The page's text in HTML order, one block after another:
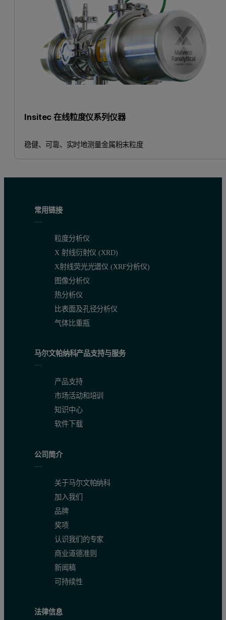
Insitec 在线粒度仪系列仪器
稳健、可靠、实时地测量金属粉末粒度
常用链接
粒度分析仪
X 射线衍射仪 (XRD)
X射线荧光光谱仪 (XRF分析仪)
图像分析仪
热分析仪
比表面及孔径分析仪
气体比重瓶
马尔文帕纳科产品支持与服务
产品支持
市场活动和培训
知识中心
软件下载
公司简介
关于马尔文帕纳科
加入我们
品牌
奖项
认识我们的专家
商业道德准则
新闻稿
可持续性
法律信息